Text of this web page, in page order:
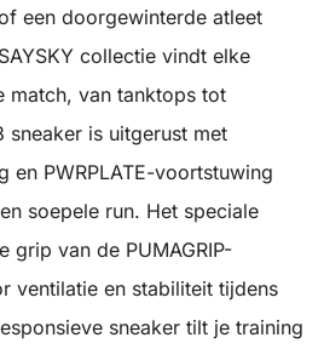
een doorgewinterde atleet
collectie vindt elke
match, van tanktops tot
sneaker is uitgerust met
en PWRPLATE-voortstuwing
soepele run. Het speciale
grip van de PUMAGRIP-
ventilatie en stabiliteit tijdens
sneaker tilt je training